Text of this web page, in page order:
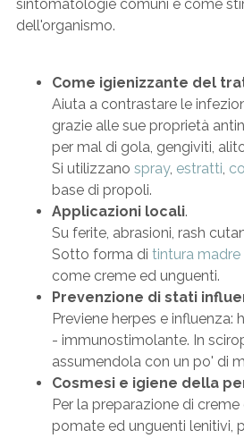
sintomatologie comuni e come
dell'organismo.
Come igienizzante del
Aiuta a contrastare le
grazie alle sue proprietà
per mal di gola, gengiviti,
Si utilizzano spray, estratti,
base di propoli.
Applicazioni locali.
Su ferite, abrasioni, rash
Sotto forma di tintura madre
come creme ed unguenti.
Prevenzione di stati
Previene herpes e influenza:
- immunostimolante. In
assumendola con un po' di
Cosmesi e igiene della
Per la preparazione di
pomate ed unguenti lenitivi,